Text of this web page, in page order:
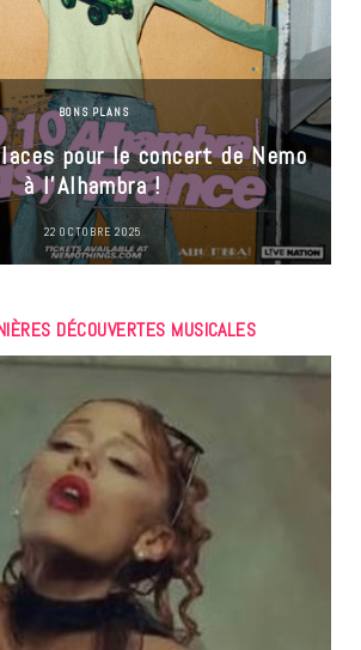
BONS PLANS
pour le concert de Nemo
à l’Alhambra !
22 OCTOBRE 2025
DÉCOUVERTES MUSICALES